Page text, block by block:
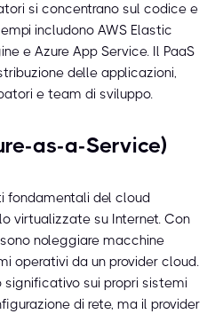
si concentrano sul codice e
includono AWS Elastic
e Azure App Service. Il PaaS
delle applicazioni,
e team di sviluppo.
as-a-Service)
fondamentali del cloud
virtualizzate su Internet. Con
noleggiare macchine
operativi da un provider cloud.
significativo sui propri sistemi
di rete, ma il provider